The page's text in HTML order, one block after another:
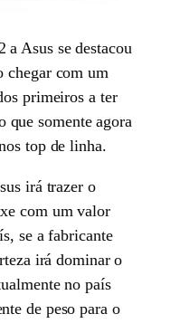
a Asus se destacou
chegar com um
primeiros a ter
somente agora
top de linha.
irá trazer o
com um valor
se a fabricante
irá dominar o
no país
de peso para o